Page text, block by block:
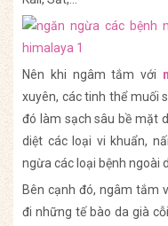
Nên khi ngâm tắm với
xuyên, các tinh thể muối
đó làm sạch sâu bề mặt
diệt các loại vi khuẩn,
ngừa các loại bệnh ngoài
Bên cạnh đó, ngâm tắm
đi những tế bào da già